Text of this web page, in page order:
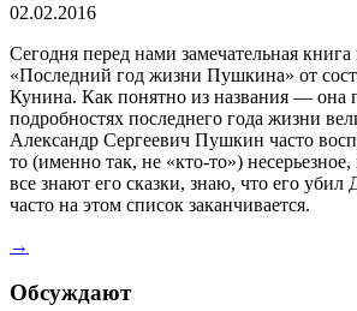
02.02.2016
Сегодня перед нами замечательная
«Последний год жизни Пушкина» от
Кунина. Как понятно из названия — она
подробностях последнего года жизни
Александр Сергеевич Пушкин часто
то (именно так, не «кто-то»)
все знают его сказки, знаю, что его
часто на этом список заканчивается.
→
Обсуждают